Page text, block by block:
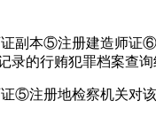
副本⑤注册建造师证⑥
的行贿犯罪档案查询
注册地检察机关对该